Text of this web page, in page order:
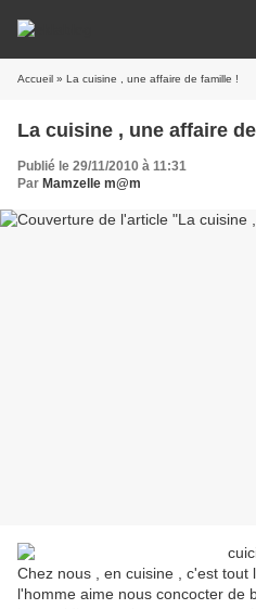
Accueil » La cuisine , une affaire de famille !
La cuisine , une affaire
Publié le 29/11/2010 à 11:31
Par Mamzelle m@m
Chez nous , en cuisine , c'est tout
l'homme aime nous concocter de